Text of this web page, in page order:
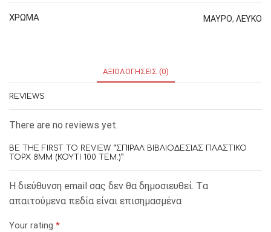
ΧΡΩΜΑ ΜΑΥΡΟ, ΛΕΥΚΟ
ΑΞΙΟΛΟΓΉΣΕΙΣ (0)
REVIEWS
There are no reviews yet.
BE THE FIRST TO REVIEW “ΣΠΙΡΑΛ ΒΙΒΛΙΟΔΕΣΙΑΣ ΠΛΑΣΤΙΚΟ
TOPX 8MM (ΚΟΥΤΙ 100 ΤΕΜ.)”
Η διεύθυνση email σας δεν θα δημοσιευθεί. Tα
απαιτούμενα πεδία είναι επισημασμένα
Your rating *